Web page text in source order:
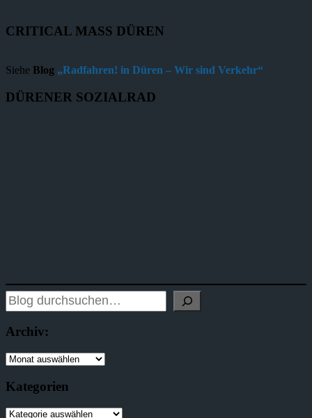
CRITICAL MASS DÜREN
Siehe Blog „Radfahren! in Düren – Wir sind Verkehr“
DÜRENER SOZIALRAD
Archiv:
Kategorien